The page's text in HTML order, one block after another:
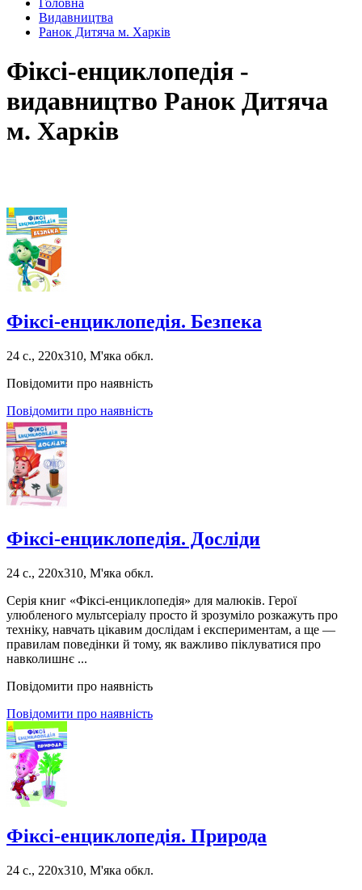
Головна
Видавництва
Ранок Дитяча м. Харків
Фіксі-енциклопедія -
видавництво Ранок Дитяча
м. Харків
Фіксі-енциклопедія. Безпека
24 с., 220х310, М'яка обкл.
Повідомити про наявність
Повідомити про наявність
Фіксі-енциклопедія. Досліди
24 с., 220х310, М'яка обкл.
Серія книг «Фіксі-енциклопедія» для малюків. Герої
улюбленого мультсеріалу просто й зрозуміло розкажуть про
техніку, навчать цікавим дослідам і експериментам, а ще —
правилам поведінки й тому, як важливо піклуватися про
навколишнє ...
Повідомити про наявність
Повідомити про наявність
Фіксі-енциклопедія. Природа
24 с., 220х310, М'яка обкл.